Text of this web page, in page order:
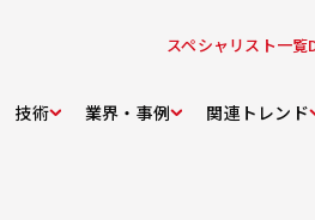
スペシャリスト一覧
技術 業界・事例 関連トレンド